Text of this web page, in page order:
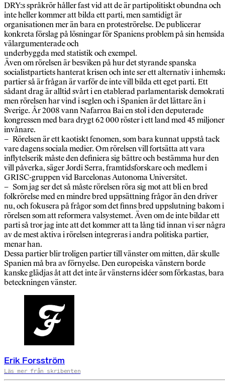
DRY:s språkrör håller fast vid att de är partipolitiskt obundna och
inte heller kommer att bilda ett parti, men samtidigt är
organisationen mer än bara en proteströrelse. De publicerar
konkreta förslag på lösningar för Spaniens problem på sin
välargumenterade och
underbyggda med statistik och exempel.
Även om rörelsen är besviken på hur det styrande spanska
socialistpartiets hanterat krisen och inte ser ett alternativ i
partier så är frågan är varför de inte vill bilda ett eget parti. Ett
sådant drag är alltid svårt i en etablerad parlamentarisk demokrati
men rörelsen har vind i seglen och i Spanien är det lättare än i
Sverige. År 2008 vann Nafarroa Bai en stol i den deputerade
kongressen med bara drygt 62 000 röster i ett land med 45 miljoner
invånare.
– Rörelsen är ett kaotiskt fenomen, som bara kunnat uppstå tack
vare dagens sociala medier. Om rörelsen vill fortsätta att vara
inflytelserik måste den definiera sig bättre och bestämma hur den
vill påverka, säger Jordi Serra, framtidsforskare och medlem i
GRISC-gruppen vid Barcelonas Autonoma Universitet.
– Som jag ser det så måste rörelsen röra sig mot att bli en bred
folkrörelse med en mindre bred uppsättning frågor än den driver
nu, och fokusera på frågor som det finns bred uppslutning bakom i
rörelsen som att reformera valsystemet. Även om de inte bildar ett
parti så tror jag inte att det kommer att ta lång tid innan vi ser
av de mest aktiva i rörelsen integreras i andra politiska partier,
menar han.
Dessa partier blir troligen partier till vänster om mitten, där skulle
Spanien må bra av förnyelse. Den europeiska vänstern borde
kanske glädjas åt att det inte är vänsterns idéer som förkastas, bara
beteckningen vänster.
Erik Forsström
Läs mer från skribenten